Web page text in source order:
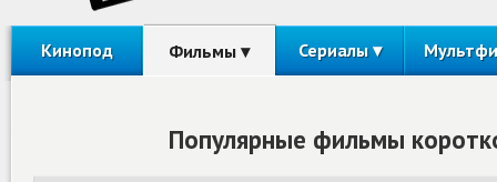
Кинопод Фильмы Сериалы
Популярные фильмы